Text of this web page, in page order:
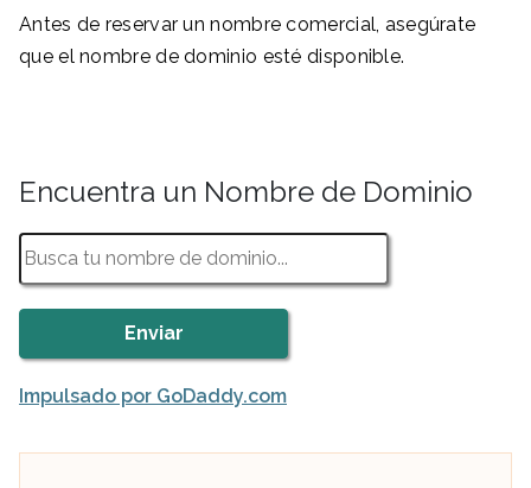
Antes de reservar un nombre comercial, asegúrate
que el nombre de dominio esté disponible.
Encuentra un Nombre de Dominio
Impulsado por GoDaddy.com